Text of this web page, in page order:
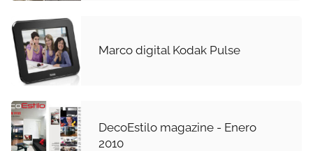
Marco digital Kodak Pulse
DecoEstilo magazine - Enero
2010